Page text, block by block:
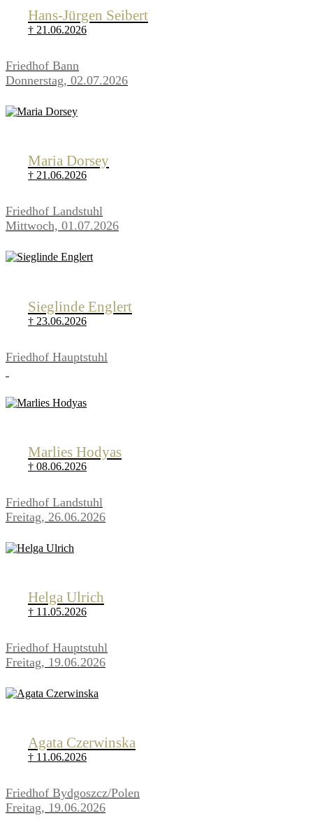
Hans-Jürgen Seibert
† 21.06.2026
Friedhof Bann
Donnerstag, 02.07.2026
Maria Dorsey
† 21.06.2026
Friedhof Landstuhl
Mittwoch, 01.07.2026
Sieglinde Englert
† 23.06.2026
Friedhof Hauptstuhl
Marlies Hodyas
† 08.06.2026
Friedhof Landstuhl
Freitag, 26.06.2026
Helga Ulrich
† 11.05.2026
Friedhof Hauptstuhl
Freitag, 19.06.2026
Agata Czerwinska
† 11.06.2026
Friedhof Bydgoszcz/Polen
Freitag, 19.06.2026